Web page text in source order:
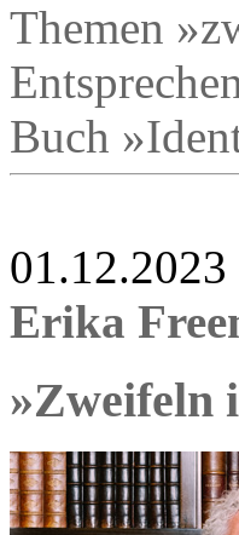
Themen
Buch
Erika
»Zweifeln